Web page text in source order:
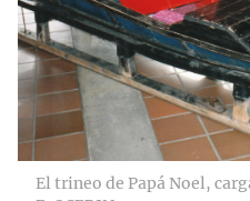
El trineo de Papá Noel,